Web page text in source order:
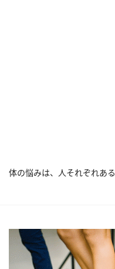
体の悩みは、人それぞれあ